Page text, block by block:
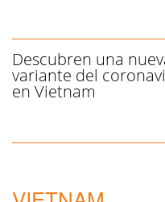
Descubren una
variante del
en Vietnam